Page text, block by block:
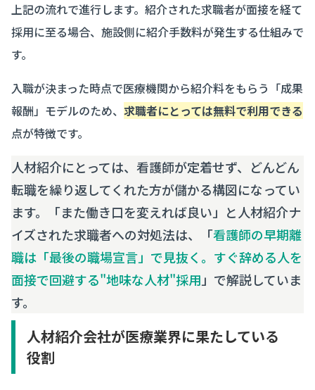
上記の流れで進行します。紹介された求職者が面接を経て
採用に至る場合、施設側に紹介手数料が発生する仕組みで
す。
入職が決まった時点で医療機関から紹介料をもらう「成果
報酬」モデルのため、 求職者にとっては無料で利用できる
点が特徴です。
人材紹介にとっては、看護師が定着せず、どんどん
転職を繰り返してくれた方が儲かる構図になってい
ます。「また働き口を変えれば良い」と人材紹介ナ
イズされた求職者への対処法は、「看護師の早期離
職は「最後の職場宣言」で見抜く。すぐ辞める人を
面接で回避する"地味な人材"採用 」で解説していま
す。
人材紹介会社が医療業界に果たしている
役割